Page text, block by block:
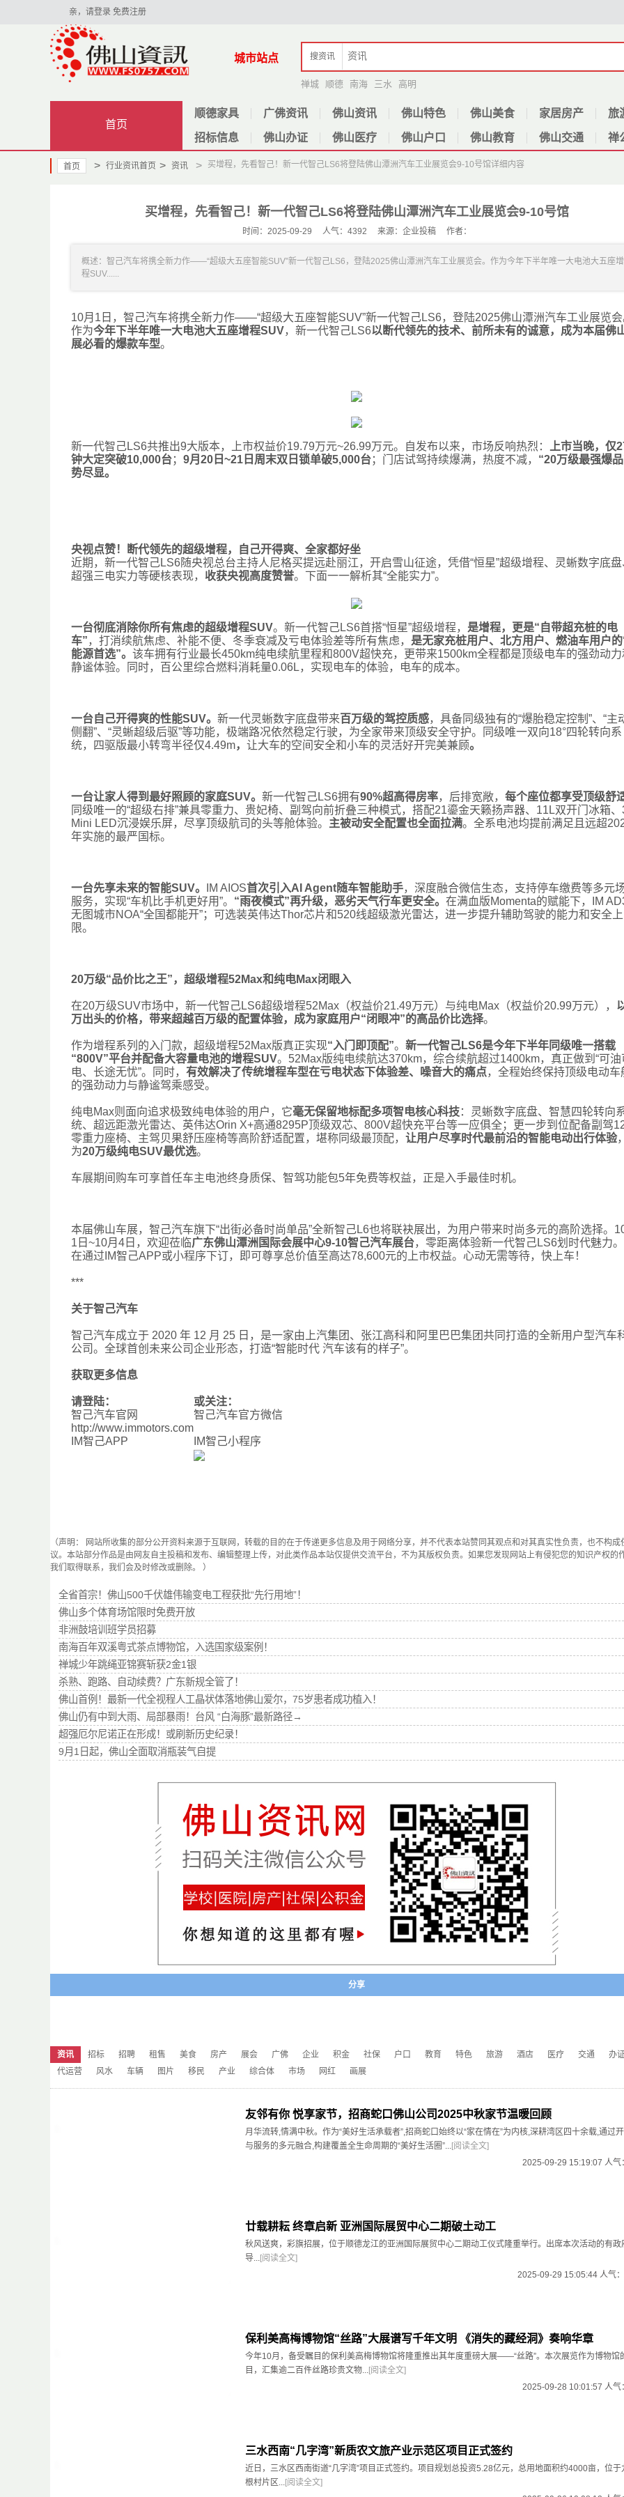
亲，请登录 免费注册
城市站点 搜资讯
禅城 顺德 南海 三水 高明
首页
顺德家具 广佛资讯 佛山资讯 佛山特色 佛山美食 家居房产 旅
招标信息 佛山办证 佛山医疗 佛山户口 佛山教育 佛山交通 禅
首页 > 行业资讯首页 > 资讯 > 买增程，先看智己！新一代智己LS6将登陆佛山潭洲汽车工业展览会9-10号馆详细内容
买增程，先看智己！新一代智己LS6将登陆佛山潭洲汽车工业展览会9-10号馆
时间：2025-09-29 人气：4392 来源：企业投稿 作者：
概述：智己汽车将携全新力作——“超级大五座智能SUV”新一代智己LS6，登陆2025佛山潭洲汽车工业展览会。作为今年下半年唯一大电池大五座增
程SUV......
10月1日，智己汽车将携全新力作——“超级大五座智能SUV”新一代智己LS6，登陆2025佛山潭洲汽车工业展览会
作为今年下半年唯一大电池大五座增程SUV，新一代智己LS6以断代领先的技术、前所未有的诚意，成为本届佛
展必看的爆款车型。
新一代智己LS6共推出9大版本，上市权益价19.79万元~26.99万元。自发布以来，市场反响热烈：
上市当晚，仅
钟大定突破10,000台； 9月20日~21日周末双日锁单破5,000台；门店试驾持续爆满，热度不减， “20万级最强爆
势尽显。
央视点赞！断代领先的超级增程，自己开得爽、全家都好坐
近期，新一代智己LS6随央视总台主持人尼格买提远赴丽江，开启雪山征途，凭借“恒星”超级增程、灵蜥数字底盘
超强三电实力等硬核表现， 收获央视高度赞誉。下面一一解析其“全能实力”。
一台彻底消除你所有焦虑的超级增程SUV。新一代智己LS6首搭“恒星”超级增程， 是增程，更是“自带超充桩的电
车”，打消续航焦虑、补能不便、冬季衰减及亏电体验差等所有焦虑， 是无家充桩用户、北方用户、燃油车用户
能源首选”。 该车拥有行业最长450km纯电续航里程和800V超快充，更带来1500km全程都是顶级电车的强劲动力
静谧体验。同时，百公里综合燃料消耗量0.06L，实现电车的体验，电车的成本。
一台自己开得爽的性能SUV。 新一代灵蜥数字底盘带来百万级的驾控质感，具备同级独有的“爆胎稳定控制”、“主
侧翻”、“灵蜥超级后驱”等功能，极端路况依然稳定行驶，为全家带来顶级安全守护。同级唯一双向18°四轮转向系
统，四驱版最小转弯半径仅4.49m， 让大车的空间安全和小车的灵活好开完美兼顾。
一台让家人得到最好照顾的家庭SUV。 新一代智己LS6拥有90%超高得房率，后排宽敞， 每个座位都享受顶级舒
同级唯一的“超级右排”兼具零重力、贵妃椅、副驾向前折叠三种模式，搭配21鎏金天籁扬声器、11L双开门冰箱、
Mini LED沉浸娱乐屏，尽享顶级航司的头等舱体验。 主被动安全配置也全面拉满。全系电池均提前满足且远超
年实施的最严国标。
一台先享未来的智能SUV。 IM AIOS首次引入AI Agent随车智能助手，深度融合微信生态，支持停车缴费等多元
服务，实现“车机比手机更好用”。 “雨夜模式”再升级，恶劣天气行车更安全。 在满血版Momenta的赋能下，IM
无图城市NOA“全国都能开”；可选装英伟达Thor芯片和520线超级激光雷达，进一步提升辅助驾驶的能力和安全上
限。
20万级“品价比之王”，超级增程52Max和纯电Max闭眼入
在20万级SUV市场中，新一代智己LS6超级增程52Max（权益价21.49万元）与纯电Max（权益价20.99万元），
万出头的价格，带来超越百万级的配置体验，成为家庭用户“闭眼冲”的高品价比选择。
作为增程系列的入门款，超级增程52Max版真正实现“入门即顶配”。 新一代智己LS6是今年下半年同级唯一搭载
“800V”平台并配备大容量电池的增程SUV。52Max版纯电续航达370km，综合续航超过1400km，真正做到“可油
电、长途无忧”。同时， 有效解决了传统增程车型在亏电状态下体验差、噪音大的痛点，全程始终保持顶级电动车
的强劲动力与静谧驾乘感受。
纯电Max则面向追求极致纯电体验的用户，它毫无保留地标配多项智电核心科技：灵蜥数字底盘、智慧四轮转向
统、超远距激光雷达、英伟达Orin X+高通8295P顶级双芯、800V超快充平台等一应俱全；更一步到位配备副驾
零重力座椅、主驾贝果舒压座椅等高阶舒适配置，堪称同级最顶配， 让用户尽享时代最前沿的智能电动出行体验
为20万级纯电SUV最优选。
车展期间购车可享首任车主电池终身质保、智驾功能包5年免费等权益，正是入手最佳时机。
本届佛山车展，智己汽车旗下“出街必备时尚单品”全新智己L6也将联袂展出，为用户带来时尚多元的高阶选择。
1日~10月4日，欢迎莅临广东佛山潭洲国际会展中心9-10智己汽车展台，零距离体验新一代智己LS6划时代魅力
在通过IM智己APP或小程序下订，即可尊享总价值至高达78,600元的上市权益。心动无需等待，快上车！
***
关于智己汽车
智己汽车成立于 2020 年 12 月 25 日，是一家由上汽集团、张江高科和阿里巴巴集团共同打造的全新用户型汽车
公司。全球首创未来公司企业形态，打造“智能时代 汽车该有的样子”。
获取更多信息
请登陆：
或关注：
智己汽车官网
http://www.immotors.com
智己汽车官方微信
IM智己APP IM智己小程序
（声明： 网站所收集的部分公开资料来源于互联网，转载的目的在于传递更多信息及用于网络分享，并不代表本站赞同其观点和对其真实性负责，也不构成
议。本站部分作品是由网友自主投稿和发布、编辑整理上传，对此类作品本站仅提供交流平台，不为其版权负责。如果您发现网站上有侵犯您的知识产权的
我们取得联系，我们会及时修改或删除。 ）
全省首宗！佛山500千伏雄伟输变电工程获批“先行用地”！
佛山多个体育场馆限时免费开放
非洲鼓培训班学员招募
南海百年双溪粤式茶点博物馆，入选国家级案例！
禅城少年跳绳亚锦赛斩获2金1银
杀熟、跑路、自动续费？广东新规全管了！
佛山首例！最新一代全视程人工晶状体落地佛山爱尔，75岁患者成功植入！
佛山仍有中到大雨、局部暴雨！台风 “白海豚”最新路径→
超强厄尔尼诺正在形成！或刷新历史纪录！
9月1日起，佛山全面取消瓶装气自提
分享
资讯 招标 招聘 租售 美食 房产 展会 广佛 企业 积金 社保 户口 教育 特色 旅游 酒店 医疗 交通 办证
代运营
风水 车辆 图片 移民 产业 综合体 市场 网红 画展
​友邻有你 悦享家节，招商蛇口佛山公司2025中秋家节温暖回顾
月华流转,情满中秋。作为“美好生活承载者”,招商蛇口始终以“家在情在”为内核,深耕湾区四十余载,通过
与服务的多元融合,构建覆盖全生命周期的“美好生活圈”...[阅读全文]
2025-09-29 15:19:07 人气
廿载耕耘 终章启新 亚洲国际展贸中心二期破土动工
秋风送爽，彩旗招展，位于顺德龙江的亚洲国际展贸中心二期动工仪式隆重举行。出席本次活动的有政
导...[阅读全文]
2025-09-29 15:05:44 人气
保利美高梅博物馆“丝路”大展谱写千年文明 《消失的藏经洞》奏响华章
今年10月，备受瞩目的保利美高梅博物馆将隆重推出其年度重磅大展——“丝路”。本次展览作为博物馆
目，汇集逾二百件丝路珍贵文物...[阅读全文]
2025-09-28 10:01:57 人气
三水西南“几字湾”新质农文旅产业示范区项目正式签约
近日，三水区西南街道“几字湾”项目正式签约。项目规划总投资5.28亿元，总用地面积约4000亩，位
根村片区...[阅读全文]